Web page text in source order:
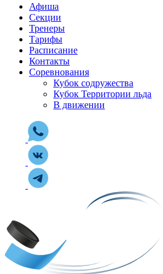
Афиша
Секции
Тренеры
Тарифы
Расписание
Контакты
Соревнования
Кубок содружества
Кубок Территории льда
В движении